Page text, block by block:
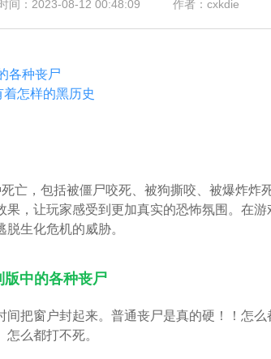
间：2023-08-12 00:48:09 作者：cxkdie
各种丧尸
着怎样的黑历史
亡，包括被僵尸咬死、被狗撕咬、被爆炸炸
，让玩家感受到更加真实的恐怖氛围。在游
生化危机的威胁。
中的各种丧尸
把窗户封起来。普通丧尸是真的硬！！怎
么都打不死。